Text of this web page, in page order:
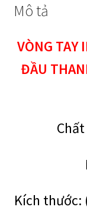
Mô tả
VÒNG TAY
ĐẦU
Kích thước: